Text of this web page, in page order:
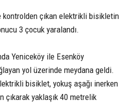
kontrolden çıkan elektrikli bisikletin
3 çocuk yaralandı.
Yeniceköy ile Esenköy
yol üzerinde meydana geldi.
bisiklet, yokuş aşağı inerken
çıkarak yaklaşık 40 metrelik